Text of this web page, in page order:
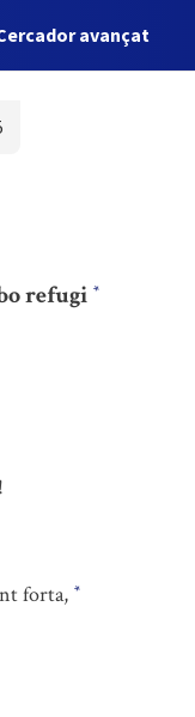
avançat
refugi *
forta, *